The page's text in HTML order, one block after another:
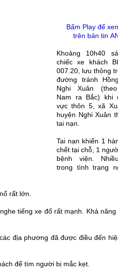
Bấm Play để
trên bản tin
Khoảng 10h40
chiếc xe khách
007.20, lưu thông
đường tránh
Nghi Xuân
Nam ra Bắc) khi
vực thôn 5, xã
huyện Nghi Xuân
tai nạn.
Tai nạn khiến 1
chết tại chỗ, 1
bệnh viện.
trong tình trạng
rất lớn.
tiếng xe đổ rất mạnh. Khả năng
địa phương đã được điều đến
để tìm người bị mắc kẹt.